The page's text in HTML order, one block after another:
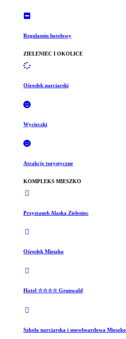
Regulamin hotelowy
ZIELENIEC I OKOLICE
Ośrodek narciarski
Wycieczki
Atrakcje turystyczne
KOMPLEKS MIESZKO
Przystanek Alaska Zieleniec
Ośrodek Mieszko
Hotel ☆☆☆☆ Grunwald
Szkoła narciarska i snowboardowa Mieszko